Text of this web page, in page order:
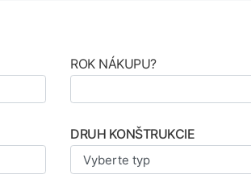
ROK NÁKUPU?
DRUH KONŠTRUKCIE